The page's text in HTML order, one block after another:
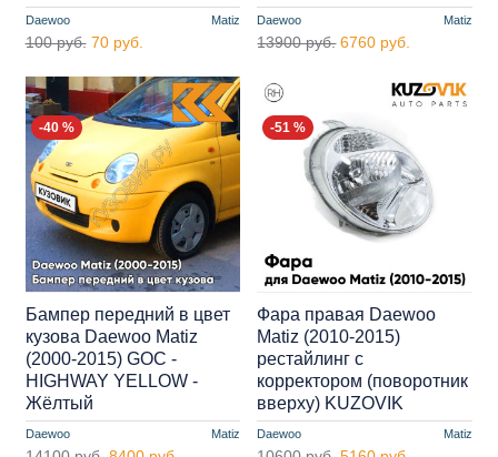
Daewoo Matiz
100 руб. 70 руб.
Daewoo Matiz
13900 руб. 6760 руб.
-40 %
Daewoo Matiz
Бампер передний в цвет
кузова Daewoo Matiz
(2000-2015) GOC -
HIGHWAY YELLOW -
Жёлтый
-51 %
Daewoo Matiz
Фара правая Daewoo
Matiz (2010-2015)
рестайлинг с
корректором (поворотник
вверху) KUZOVIK